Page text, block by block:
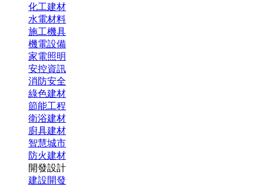
化工建材
水電材料
施工機具
機電設備
家電照明
安控資訊
消防安全
綠色建材
節能工程
衛浴建材
廚具建材
智慧城市
防火建材
開發設計
建設開發